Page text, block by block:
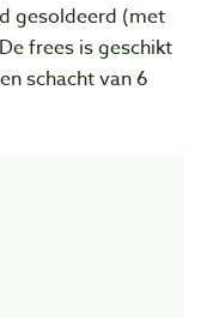
gesoldeerd (met
frees is geschikt
schacht van 6